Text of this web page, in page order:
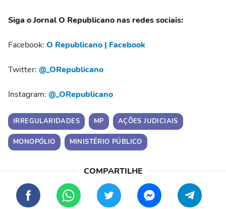
Siga o Jornal O Republicano nas redes sociais:
Facebook: O Republicano | Facebook
Twitter: @_ORepublicano
Instagram: @_ORepublicano
IRREGULARIDADES MP AÇÕES JUDICIAIS
MONOPÓLIO MINISTÉRIO PÚBLICO